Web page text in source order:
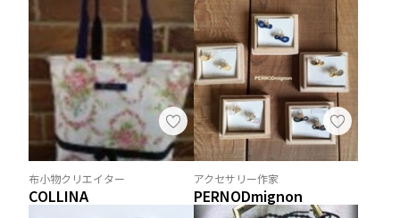
布小物クリエイター
COLLINA
アクセサリー作家
PERNODmignon